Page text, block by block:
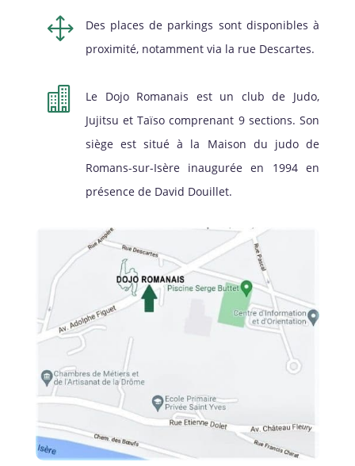
1
Des places de parkings sont disponibles à
proximité, notamment via la rue Descartes.

Le Dojo Romanais est un club de Judo,
Jujitsu et Taïso comprenant 9 sections. Son
siège est situé à la Maison du judo de
Romans-sur-Isère inaugurée en 1994 en
présence de David Douillet.